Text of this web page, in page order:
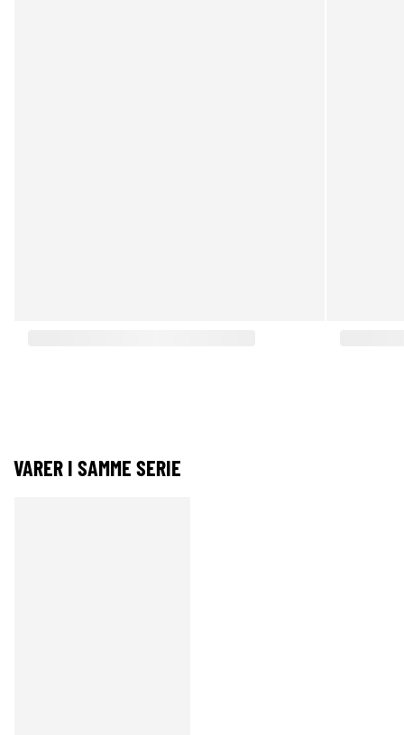
VARER I SAMME SERIE